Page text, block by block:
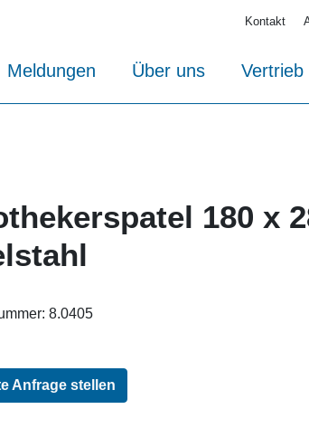
Kontakt
Meldungen Über uns Vertrieb
180 x
8.0405
Anfrage stellen